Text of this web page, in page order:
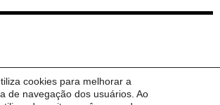
cookies para melhorar a
de navegação dos usuários. Ao